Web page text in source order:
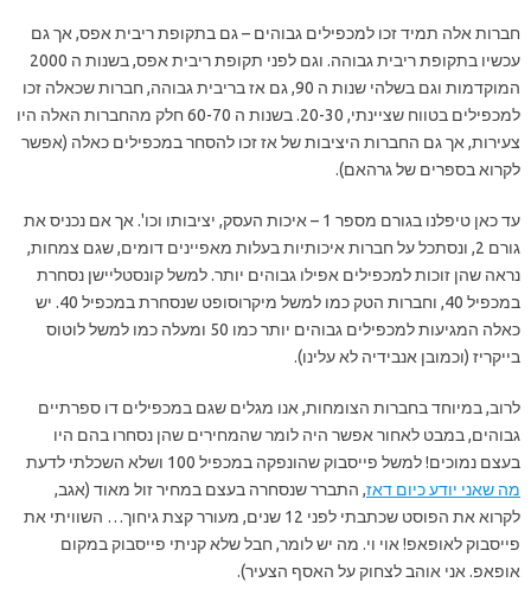
חברות אלה תמיד זכו למכפילים גבוהים – גם בתקופת ריבית אפס, אך גם
עכשיו בתקופת ריבית גבוהה. וגם לפני תקופת ריבית אפס, בשנות ה 2000
המוקדמות וגם בשלהי שנות ה 90, גם אז בריבית גבוהה, חברות שכאלה זכו
למכפילים בטווח שציינתי, 20-30. בשנות ה 60-70 חלק מהחברות האלה היו
צעירות, אך גם החברות היציבות של אז זכו להסחר במכפילים כאלה (אפשר
לקרוא בספרים של גרהאם).
עד כאן טיפלנו בגורם מספר 1 – איכות העסק, יציבותו וכו'. אך אם נכניס את
גורם 2, ונסתכל על חברות איכותיות בעלות מאפיינים דומים, שגם צמחות,
נראה שהן זוכות למכפילים אפילו גבוהים יותר. למשל קונסטליישן נסחרת
במכפיל 40, וחברות הטק כמו למשל מיקרוסופט שנסחרת במכפיל 40. יש
כאלה המגיעות למכפילים גבוהים יותר כמו 50 ומעלה כמו למשל לוטוס
בייקריז (וכמובן אנבידיה לא עלינו).
לרוב, במיוחד בחברות הצומחות, אנו מגלים שגם במכפילים דו ספרתיים
גבוהים, במבט לאחור אפשר היה לומר שהמחירים שהן נסחרו בהם היו
בעצם נמוכים! למשל פייסבוק שהונפקה במכפיל 100 ושלא השכלתי לדעת
מה שאני יודע כיום דאז, התברר שנסחרה בעצם במחיר זול מאוד (אגב,
לקרוא את הפוסט שכתבתי לפני 12 שנים, מעורר קצת גיחוך… השוויתי את
פייסבוק לאופאפ! אוי וי. מה יש לומר, חבל שלא קניתי פייסבוק במקום
אופאפ. אני אוהב לצחוק על האסף הצעיר).